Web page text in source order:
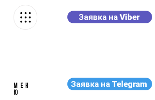
Заявка на Viber
Заявка на Telegram
МЕН
Ю